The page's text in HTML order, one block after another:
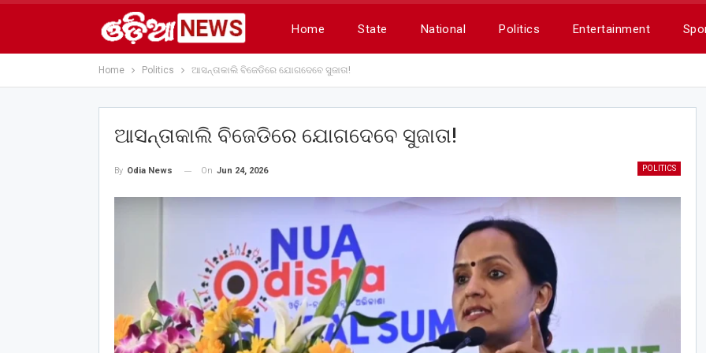
Home State National Politics Entertainment
Home Politics ଆସନ୍ତାକାଲି ବିଜେଡିରେ ଯୋଗଦେବେ ସୁଜାତା!
ଆସନ୍ତାକାଲି ବିଜେଡିରେ ଯୋଗଦେବେ ସୁଜାତା!
POLITICS
By Odia News On Jun 24, 2026